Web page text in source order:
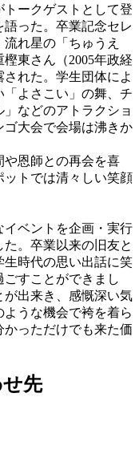
ークゲストとして登
った。卒業記念セレ
れ星の「ちゅうえ
東さん（2005年政経
れた。学生団体によ
よさこい」の舞、チ
などのアトラクショ
ゴ大会で会場は沸きか
恩師との再会を喜
トでは清々しい笑顔
ベントを企画・実行
。卒業以来の旧友と
生時代の思い出話に笑
すことができまし
出来き、感慨深い気
うな機会で袴を着ら
っただけでも来た価
先